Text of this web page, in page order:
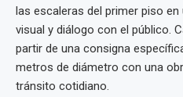
las escaleras del primer piso en
visual y diálogo con el público.
partir de una consigna
metros de diámetro con una
tránsito cotidiano.